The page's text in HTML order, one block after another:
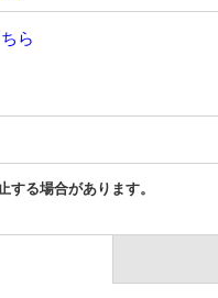
ら
る場合があります。